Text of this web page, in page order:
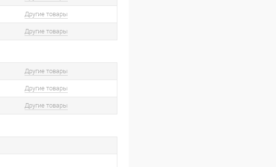
Другие товары
Другие товары
Другие товары
Другие товары
Другие товары